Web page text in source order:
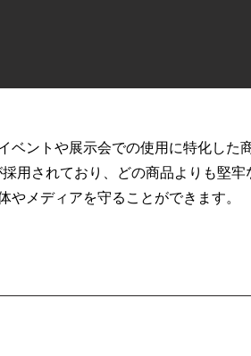
ントや展示会での使用に特化した
用されており、どの商品よりも堅
メディアを守ることができます。